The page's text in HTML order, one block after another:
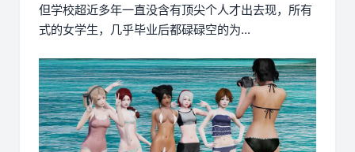
但学校超近多年一直没含有顶尖个人才出去现，所有
式的女学生，几乎毕业后都碌碌空的为...